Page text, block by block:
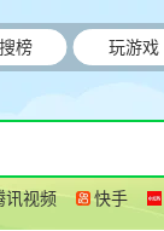
榜 玩游戏
讯视频 快手